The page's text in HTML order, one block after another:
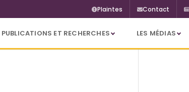
Plaintes Contact
PUBLICATIONS ET RECHERCHES LES MÉDIAS